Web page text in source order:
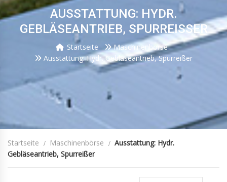
AUSSTATTUNG: HYDR.
GEBLÄSEANTRIEB, SPURREISSER
Startseite
Maschinenbörse
Ausstattung: Hydr. Gebläseantrieb, Spurreißer
Startseite Maschinenbörse
Ausstattung: Hydr.
Gebläseantrieb, Spurreißer